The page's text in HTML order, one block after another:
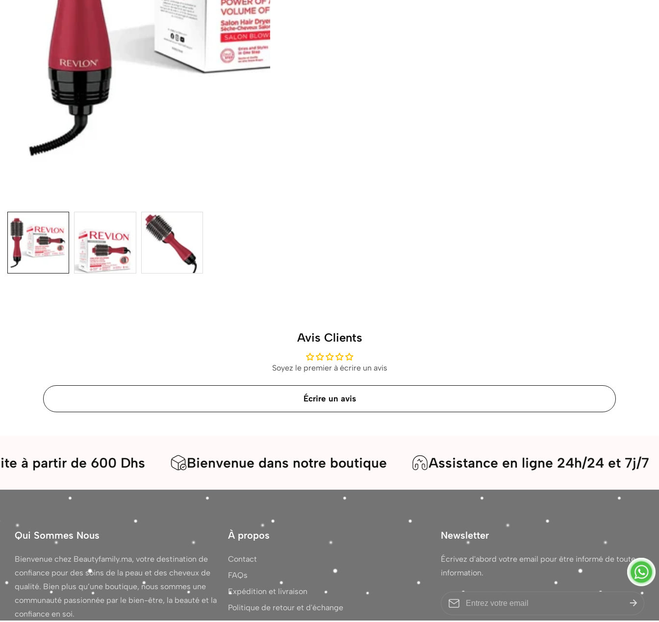
média
Avis Clients
Soyez le premier à écrire un avis
Écrire un avis
de 600 Dhs Bienvenue dans notre boutique Assistance en ligne 24h/24 et 7j/7
Qui Sommes Nous
Bienvenue chez Beautyfamily.ma, votre destination de
confiance pour des soins de la peau et des cheveux de
qualité. Bien plus qu’une boutique, nous sommes une
communauté passionnée par le bien-être, la beauté et la
confiance en soi.
À propos
Contact
FAQs
Expédition et livraison
Politique de retour et d'échange
Newsletter
Écrivez d'abord votre email pour être informé de toute
information.